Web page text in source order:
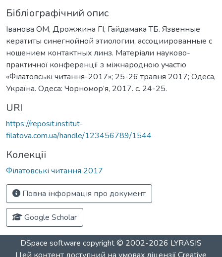
Бібліографічний опис
Іванова ОМ, Дрожжина ГІ, Гайдамака ТБ. Язвенные
кератиты синегнойной этиологии, ассоциированные с
ношением контактных линз. Матеріали науково-
практичної конференції з міжнародною участю
«Філатовські читання-2017»; 25-26 травня 2017; Одеса,
Україна. Одеса: Чорномор’я, 2017. c. 24-25.
URI
https://reposit.institut-
filatova.com.ua/handle/123456789/1544
Колекції
Філатовські читання 2017
Повна інформація про документ
Google Scholar
DSpace software copyright © 2002-2026 LYRASIS